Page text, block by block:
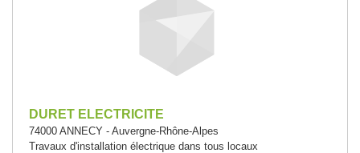
DURET ELECTRICITE
74000 ANNECY - Auvergne-Rhône-Alpes
Travaux d'installation électrique dans tous locaux